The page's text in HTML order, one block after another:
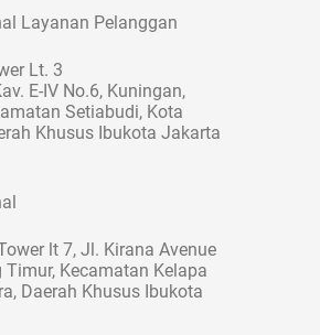
Layanan Pelanggan
Lt. 3
E-IV No.6, Kuningan,
Setiabudi, Kota
Khusus Ibukota Jakarta
lt 7, Jl. Kirana Avenue
Timur, Kecamatan Kelapa
Daerah Khusus Ibukota